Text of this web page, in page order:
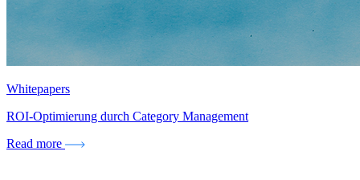
Whitepapers
ROI-Optimierung durch Category Management
Read more